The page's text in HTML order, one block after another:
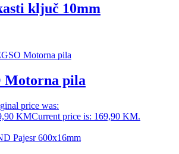
ključ 10mm
Motorna pila
price was:
KMCurrent price is: 169,90 KM.